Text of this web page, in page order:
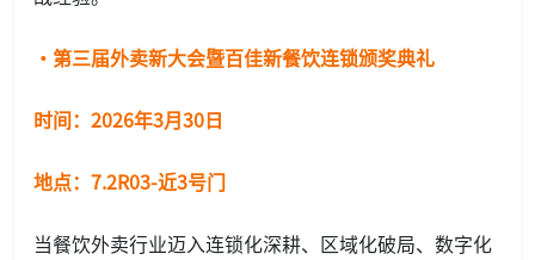
·第三届外卖新大会暨百佳新餐饮连锁颁奖典礼
时间：2026年3月30日
地点：7.2R03-近3号门
当餐饮外卖行业迈入连锁化深耕、区域化破局、数字化